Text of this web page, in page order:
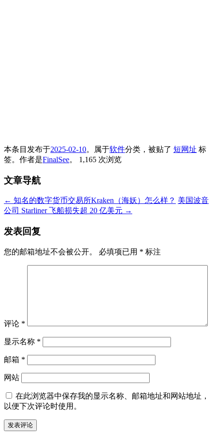
本条目发布于2025-02-10。属于软件分类，被贴了 短网址 标
签。 作者是FinalSee。 1,165 次浏览
文章导航
← 知名的数字货币交易所Kraken（海妖）怎么样？ 美国波音
公司 Starliner 飞船损失超 20 亿美元 →
发表回复
您的邮箱地址不会被公开。 必填项已用 * 标注
评论 *
显示名称 *
邮箱 *
网站
在此浏览器中保存我的显示名称、邮箱地址和网站地址，
以便下次评论时使用。